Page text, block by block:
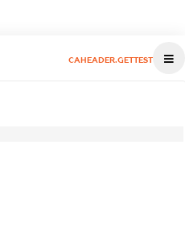
CAHEADER.GETTEST